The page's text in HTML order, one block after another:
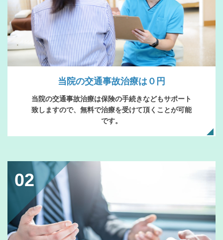
当院の交通事故治療は０円
当院の交通事故治療は保険の手続きなどもサポート
致しますので、無料で治療を受けて頂くことが可能
です。
02